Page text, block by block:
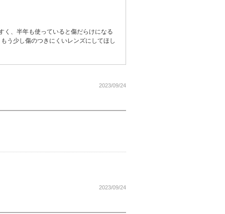
く、半年も使っていると傷だらけになる
う少し傷のつきにくいレンズにしてほし
2023/09/24
2023/09/24